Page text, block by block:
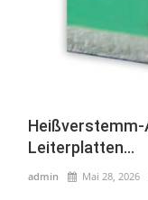
Heißverstemm-
Leiterplatten...
admin Mai 28, 2026